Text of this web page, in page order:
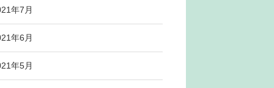
年7月
年6月
年5月